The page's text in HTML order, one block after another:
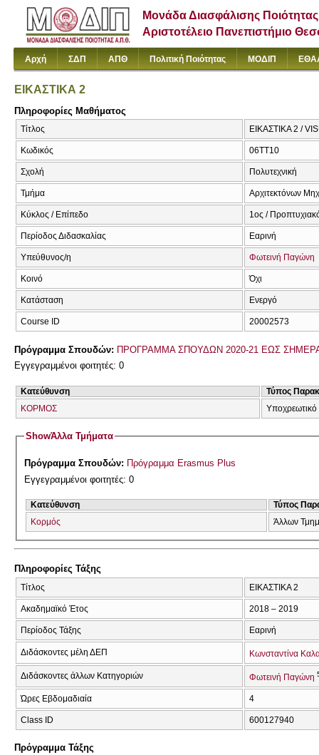
Μονάδα Διασφάλισης Ποιότητας
Αριστοτέλειο Πανεπιστήμιο
Αρχή ΣΔΠ ΑΠΘ Πολιτική Ποιότητας ΜΟΔΙΠ
ΕΙΚΑΣΤΙΚΑ 2
Πληροφορίες Μαθήματος
Τίτλος ΕΙΚΑΣΤΙΚΑ 2 /
Κωδικός 06TT10
Σχολή Πολυτεχνική
Τμήμα Αρχιτεκτόνων
Κύκλος / Επίπεδο 1ος /
Περίοδος Διδασκαλίας Εαρινή
Υπεύθυνος/η Φωτεινή Παγώνη
Κοινό Όχι
Κατάσταση Ενεργό
Course ID 20002573
Πρόγραμμα Σπουδών: ΠΡΟΓΡΑΜΜΑ ΣΠΟΥΔΩΝ 2020-21 ΕΩΣ
Εγγεγραμμένοι φοιτητές: 0
Κατεύθυνση
Τύπος
ΚΟΡΜΟΣ
Υποχρεωτικό
ShowΆλλα Τμήματα
Πρόγραμμα Σπουδών: Πρόγραμμα Erasmus Plus
Εγγεγραμμένοι φοιτητές: 0
Κατεύθυνση
Τύπος
Κορμός
Άλλων
Πληροφορίες Τάξης
Τίτλος ΕΙΚΑΣΤΙΚΑ 2
Ακαδημαϊκό Έτος 2018 – 2019
Περίοδος Τάξης Εαρινή
Διδάσκοντες μέλη ΔΕΠ Κωνσταντίνα
Διδάσκοντες άλλων Κατηγοριών Φωτεινή Παγώνη
Ώρες Εβδομαδιαία 4
Class ID 600127940
Πρόγραμμα Τάξης